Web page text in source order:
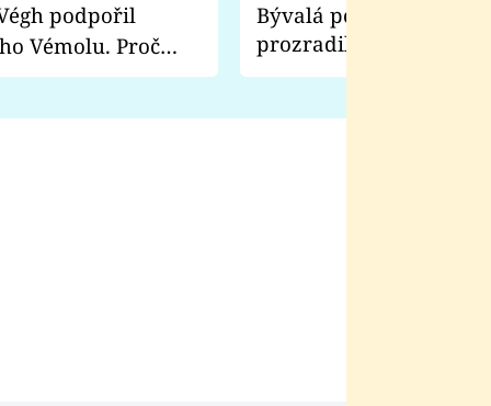
Vémolu. Proč
zápasit s ním než
Bývalá pornoherečka
prozradila, co ji
natáčení Euforie.